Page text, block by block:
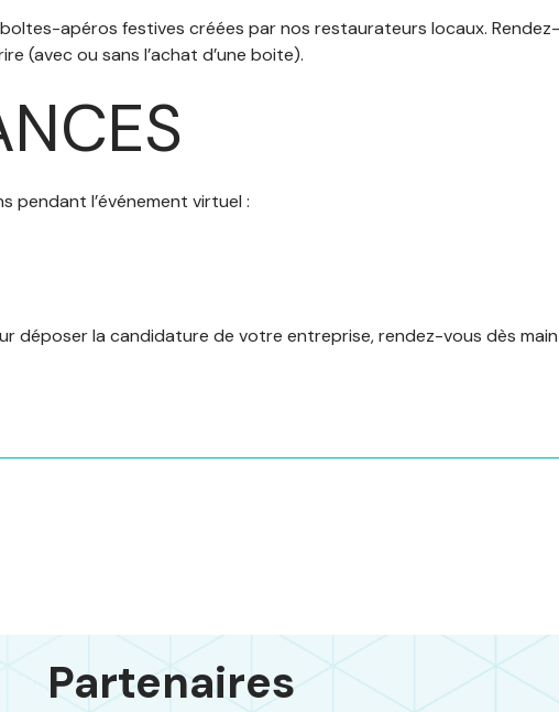
apéros festives créées par nos restaurateurs locaux.
(avec ou sans l’achat d’une boite).
pendant l’événement virtuel :
déposer la candidature de votre entreprise, rendez-vous dès
Partenaires